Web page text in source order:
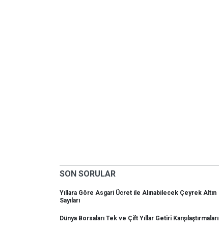
SON SORULAR
Yıllara Göre Asgari Ücret ile Alınabilecek Çeyrek Altın
Sayıları
Dünya Borsaları Tek ve Çift Yıllar Getiri Karşılaştırmaları